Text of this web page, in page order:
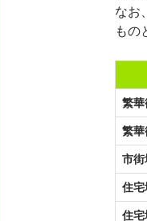
なお
もの
繁
繁
市街
住
住